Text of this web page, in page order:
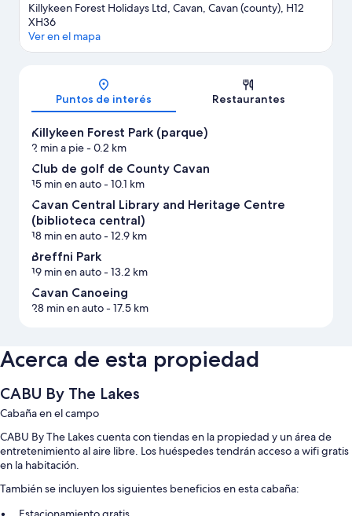
Killykeen Forest Holidays Ltd, Cavan, Cavan (county), H12
XH36
Ver en el mapa
Puntos de interés Restaurantes
Killykeen Forest Park (parque)
2 min a pie- 0.2 km
Club de golf de County Cavan
15 min en auto- 10.1 km
Cavan Central Library and Heritage Centre
(biblioteca central)
18 min en auto- 12.9 km
Breffni Park
19 min en auto- 13.2 km
Cavan Canoeing
28 min en auto- 17.5 km
Acerca de esta propiedad
CABU By The Lakes
Cabaña en el campo
CABU By The Lakes cuenta con tiendas en la propiedad y un área de
entretenimiento al aire libre. Los huéspedes tendrán acceso a wifi gratis
en la habitación.
También se incluyen los siguientes beneficios en esta cabaña: